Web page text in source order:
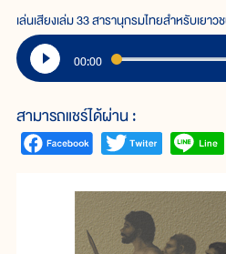
เล่นเสียงเล่ม 33 สารานุกรมไทยสำหรับเย
00:00
สามารถแชร์ได้ผ่าน :